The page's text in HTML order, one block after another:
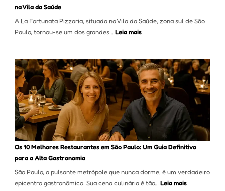
na Vila da Saúde
A La Fortunata Pizzaria, situada na Vila da Saúde, zona sul de São
Paulo, tornou-se um dos grandes…Leia mais:
Pizzaria:
tradição
em
pizza
artesanal
forno
à
Vila
da
Os 10 Melhores Restaurantes em São Paulo: Um Guia Definitivo
para a Alta Gastronomia
São Paulo, a pulsante metrópole que nunca dorme, é um verdadeiro
epicentro gastronômico. Sua cena culinária é tão… Leia mais: